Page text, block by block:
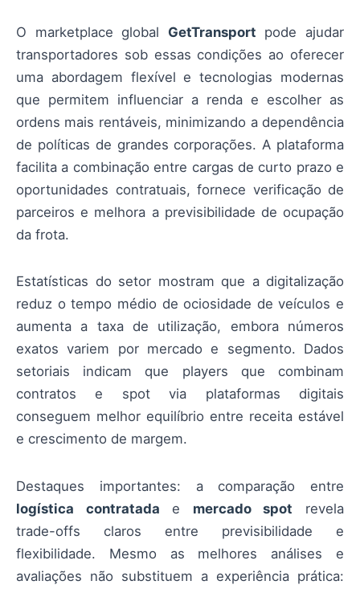
O marketplace global GetTransport pode ajudar
transportadores sob essas condições ao oferecer
uma abordagem flexível e tecnologias modernas
que permitem influenciar a renda e escolher as
ordens mais rentáveis, minimizando a dependência
de políticas de grandes corporações. A plataforma
facilita a combinação entre cargas de curto prazo e
oportunidades contratuais, fornece verificação de
parceiros e melhora a previsibilidade de ocupação
da frota.
Estatísticas do setor mostram que a digitalização
reduz o tempo médio de ociosidade de veículos e
aumenta a taxa de utilização, embora números
exatos variem por mercado e segmento. Dados
setoriais indicam que players que combinam
contratos e spot via plataformas digitais
conseguem melhor equilíbrio entre receita estável
e crescimento de margem.
Destaques importantes: a comparação entre
logística contratada e mercado spot revela
trade-offs claros entre previsibilidade e
flexibilidade. Mesmo as melhores análises e
avaliações não substituem a experiência prática: